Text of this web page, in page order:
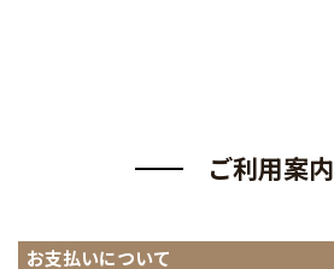
ご利用案内
お支払いについて